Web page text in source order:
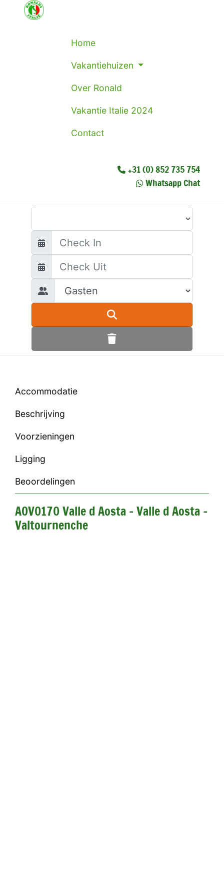
Home
Vakantiehuizen
Over Ronald
Vakantie Italie 2024
Contact
+31 (0) 852 735 754
Whatsapp Chat
Accommodatie
Beschrijving
Voorzieningen
Ligging
Beoordelingen
AOV0170 Valle d Aosta - Valle d Aosta -
Valtournenche